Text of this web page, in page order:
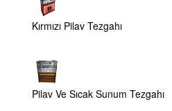
Kırmızı Pilav Tezgahı
Pilav Ve Sıcak Sunum Tezgahı